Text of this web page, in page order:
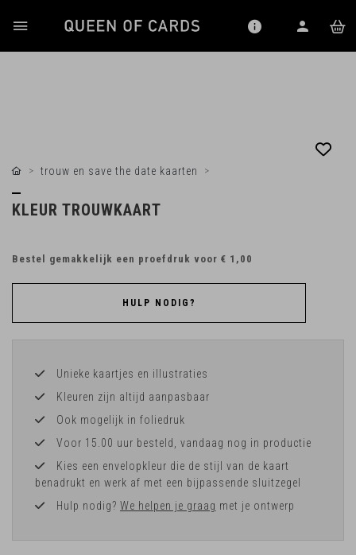
trouw en save the date kaarten
KLEUR TROUWKAART
Bestel gemakkelijk een proefdruk voor € 1,00
HULP NODIG?
Unieke kaartjes en illustraties
Kleuren zijn altijd aanpasbaar
Ook mogelijk in foliedruk
Voor 15.00 uur besteld, vandaag nog in productie
Kies een envelopkleur die de stijl van de kaart
benadrukt en werk af met een bijpassende sluitzegel
Hulp nodig? We helpen je graag met je ontwerp